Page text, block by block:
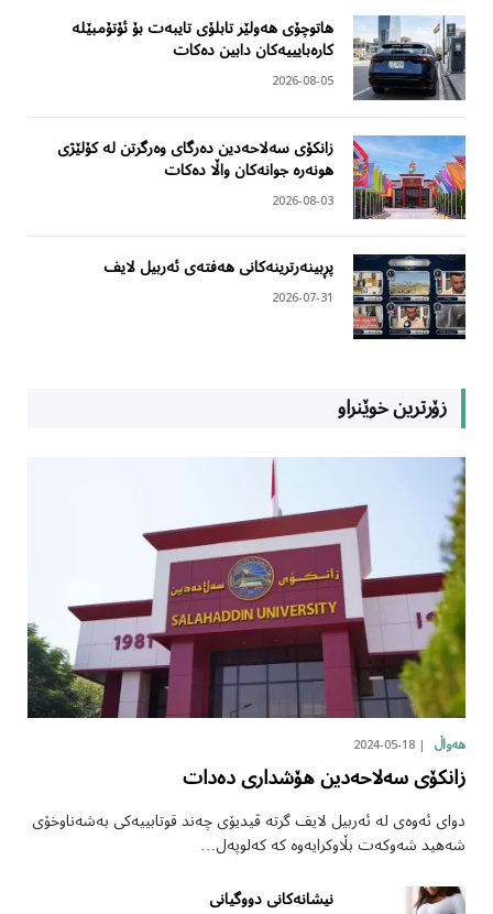
هاتوچۆی هەولێر تابلۆی تایبەت بۆ ئۆتۆمبێلە
کارەبایییەکان دابین دەکات
2026-08-05
زانکۆی سەلاحەدین دەرگای وەرگرتن لە کۆلێژی
هونەرە جوانەکان واڵا دەکات
2026-08-03
پڕبینەرترینەکانی هەفتەی ئەربیل لایف
2026-07-31
زۆرترین خوێنراو
هەواڵ 2024-05-18
زانکۆی سەلاحەدین هۆشداری دەدات
دوای ئەوەی لە ئەربیل لایف گرتە ڤیدیۆی چەند قوتابییەکی بەشەناوخۆی
شەهید شەوکەت بڵاوکرایەوە کە کەلوپەل…
نیشانەکانی دووگیانی